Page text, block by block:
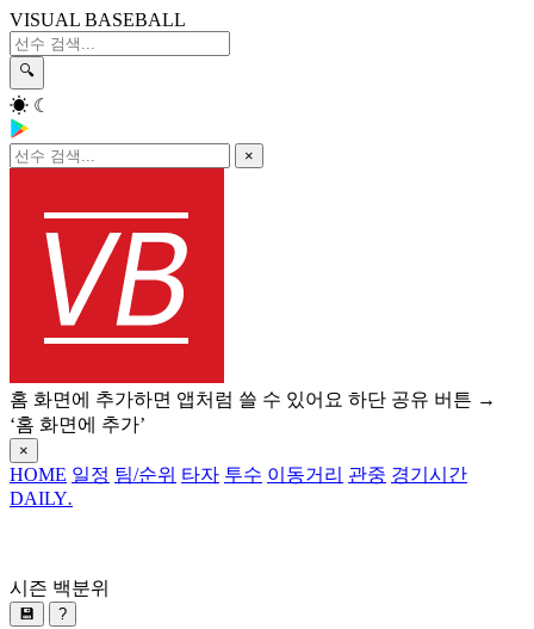
VISUAL BASEBALL
🔍
☀ ☾
×
홈 화면에 추가하면 앱처럼 쓸 수 있어요 하단 공유 버튼 →
‘홈 화면에 추가’
×
HOME 일정 팀/순위 타자 투수 이동거리 관중 경기시간
DAILY.
시즌 백분위
💾 ?